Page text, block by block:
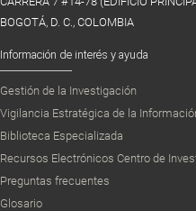
BOGOTÁ, D. C., COLOMBIA
Información de interés y ayuda
Gestión de la Investigación
Vigilancia Estratégica de la
Biblioteca Especializada
Recursos Electrónicos Centro de
Preguntas frecuentes
Glosario